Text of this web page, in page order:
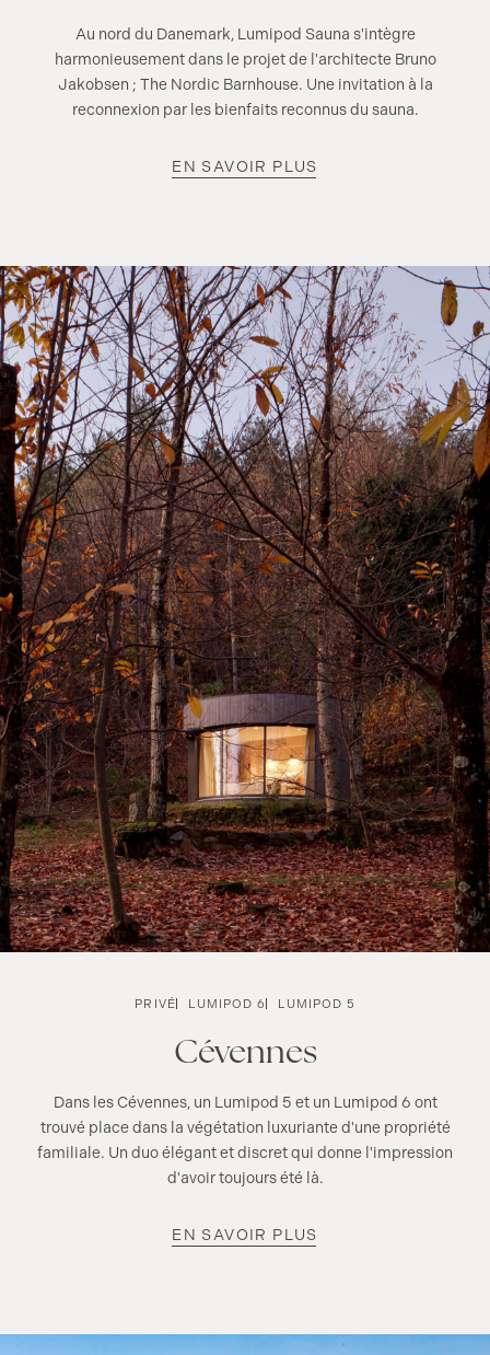
Au nord du Danemark, Lumipod Sauna s'intègre
harmonieusement dans le projet de l'architecte Bruno
Jakobsen ; The Nordic Barnhouse. Une invitation à la
reconnexion par les bienfaits reconnus du sauna.
EN SAVOIR PLUS
PRIVÉ LUMIPOD 6 LUMIPOD 5
Cévennes
Dans les Cévennes, un Lumipod 5 et un Lumipod 6 ont
trouvé place dans la végétation luxuriante d'une propriété
familiale. Un duo élégant et discret qui donne l'impression
d'avoir toujours été là.
EN SAVOIR PLUS